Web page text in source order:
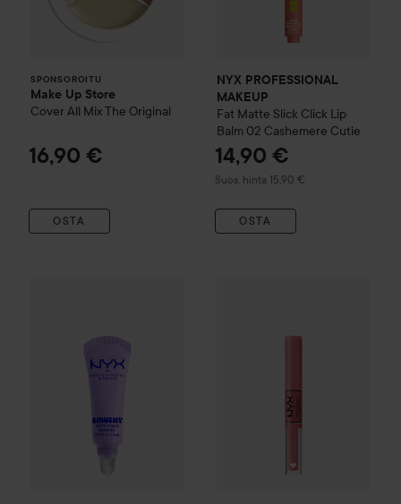
SPONSOROITU
Make Up Store
Cover All MixThe Original
16,90 €
OSTA
NYX PROFESSIONAL
MAKEUP
Fat Matte Slick Click Lip
Balm 02 Cashemere Cutie
14,90 €
Suos. hinta 15,90 €
Suositeltu hinta 15,90 €
OSTA